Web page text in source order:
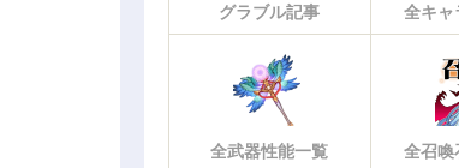
グラブル記事 全キャ
全武器性能一覧 全召喚